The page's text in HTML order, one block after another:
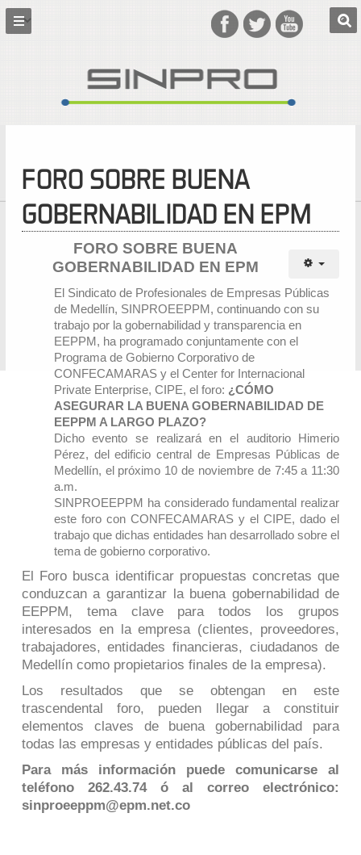
FORO SOBRE BUENA
GOBERNABILIDAD EN EPM
FORO SOBRE BUENA
GOBERNABILIDAD EN EPM
El Sindicato de Profesionales de Empresas Públicas
de Medellín, SINPROEEPPM, continuando con su
trabajo por la gobernabilidad y transparencia en
EEPPM, ha programado conjuntamente con el
Programa de Gobierno Corporativo de
CONFECAMARAS y el Center for Internacional
Private Enterprise, CIPE, el foro: ¿CÓMO
ASEGURAR LA BUENA GOBERNABILIDAD DE
EEPPM A LARGO PLAZO?
Dicho evento se realizará en el auditorio Himerio
Pérez, del edificio central de Empresas Públicas de
Medellín, el próximo 10 de noviembre de 7:45 a 11:30
a.m.
SINPROEEPPM ha considerado fundamental realizar
este foro con CONFECAMARAS y el CIPE, dado el
trabajo que dichas entidades han desarrollado sobre el
tema de gobierno corporativo.
El Foro busca identificar propuestas concretas que
conduzcan a garantizar la buena gobernabilidad de
EEPPM, tema clave para todos los grupos
interesados en la empresa (clientes, proveedores,
trabajadores, entidades financieras, ciudadanos de
Medellín como propietarios finales de la empresa).
Los resultados que se obtengan en este
trascendental foro, pueden llegar a constituir
elementos claves de buena gobernabilidad para
todas las empresas y entidades públicas del país.
Para más información puede comunicarse al
teléfono 262.43.74 ó al correo electrónico:
sinproeeppm@epm.net.co